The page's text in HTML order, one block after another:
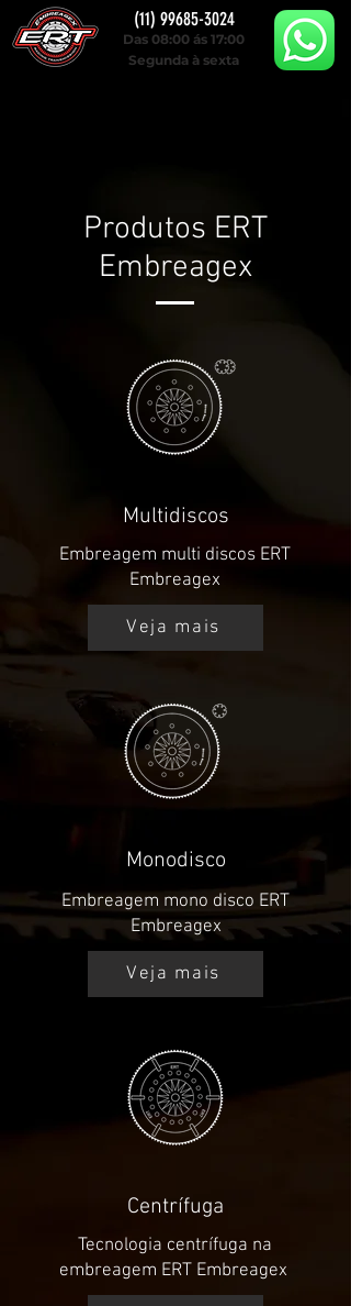
(11) 99685-3024
Das 08:00 ás 17:00
Segunda à sexta
Produtos ERT
Embreagex
Multidiscos
Embreagem multi discos ERT
Embreagex
Veja mais
Monodisco
Embreagem mono disco ERT
Embreagex
Veja mais
Centrífuga
Tecnologia centrífuga na
embreagem ERT Embreagex